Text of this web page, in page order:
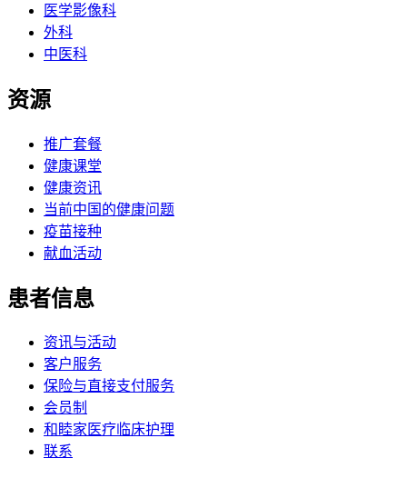
医学影像科
外科
中医科
资源
推广套餐
健康课堂
健康资讯
当前中国的健康问题
疫苗接种
献血活动
患者信息
资讯与活动
客户服务
保险与直接支付服务
会员制
和睦家医疗临床护理
联系